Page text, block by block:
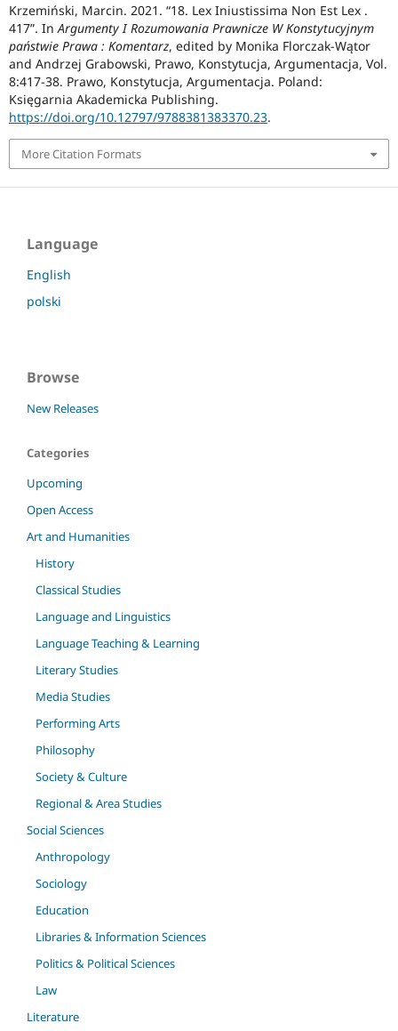
Krzemiński, Marcin. 2021. “18. Lex Iniustissima Non Est Lex .
417”. In Argumenty I Rozumowania Prawnicze W Konstytucyjnym
państwie Prawa : Komentarz, edited by Monika Florczak-Wątor
and Andrzej Grabowski, Prawo, Konstytucja, Argumentacja, Vol.
8:417-38. Prawo, Konstytucja, Argumentacja. Poland:
Księgarnia Akademicka Publishing.
https://doi.org/10.12797/9788381383370.23.
More Citation Formats
Language
English
polski
Browse
New Releases
Categories
Upcoming
Open Access
Art and Humanities
History
Classical Studies
Language and Linguistics
Language Teaching & Learning
Literary Studies
Media Studies
Performing Arts
Philosophy
Society & Culture
Regional & Area Studies
Social Sciences
Anthropology
Sociology
Education
Libraries & Information Sciences
Politics & Political Sciences
Law
Literature